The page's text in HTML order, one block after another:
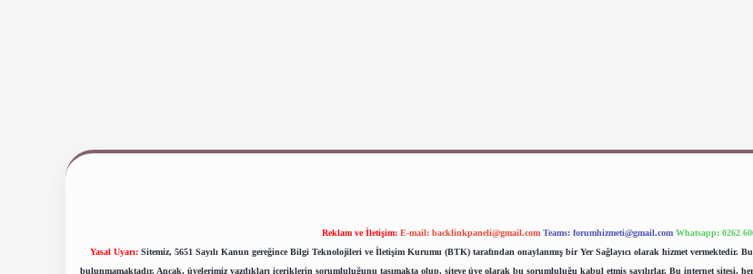
Reklam ve İletişim: E-mail: backlinkpaneli@gmail.com Teams: forumhizmeti@gmail.com Whatsapp: 0262
Yasal Uyarı: Sitemiz, 5651 Sayılı Kanun gereğince Bilgi Teknolojileri ve İletişim Kurumu (BTK) tarafından onaylanmış bir Yer Sağlayıcı olarak hizmet vermektedir.
bulunmamaktadır. Ancak, üyelerimiz yazdıkları içeriklerin sorumluluğunu taşımakta olup, siteye üye olarak bu sorumluluğu kabul etmiş sayılırlar. Bu internet sitesi,